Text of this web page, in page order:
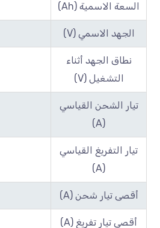
السعة الاسمية (Ah)
الجهد الاسمي (V)
نطاق الجهد أثناء
التشغيل (V)
تيار الشحن القياسي
(A)
تيار التفريغ القياسي
(A)
أقصى تيار شحن (A)
أقصى تيار تفريغ (A)